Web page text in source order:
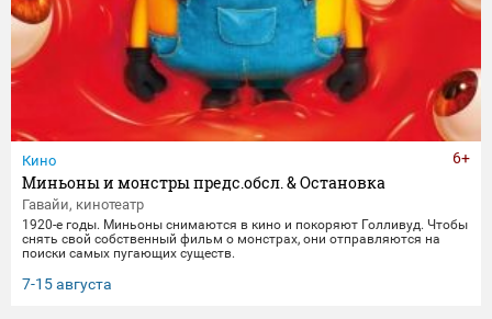
Кино
Миньоны и монстры предс.обсл. & Остановка
Гавайи, кинотеатр
1920-е годы. Миньоны снимаются в кино и покоряют Голливуд. Чтобы
снять свой собственный фильм о монстрах, они отправляются на
поиски самых пугающих существ.
7-15 августа
6+